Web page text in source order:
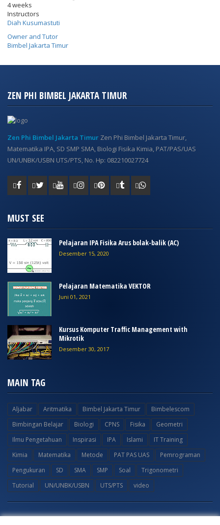
4 weeks
Instructors
Diah Kusumastuti
Owner and Tutor
Bimbel Jakarta Timur
ZEN PHI BIMBEL JAKARTA TIMUR
Zen Phi Bimbel Jakarta Timur Zen Phi Bimbel Jakarta Timur,
Matematika IPA, SD SMP SMA, Biologi Fisika Kimia, PAT/PAS/UAS
UN/UNBK/USBN UTS/PTS, No. Hp: 082210027724
MUST SEE
Pelajaran IPA Fisika Arus bolak-balik (AC)
Desember 15, 2020
Pelajaran Matematika VEKTOR
Juni 01, 2021
Kursus Komputer Traffic Management with
Mikrotik
Desember 30, 2017
MAIN TAG
Aljabar Aritmatika Bimbel Jakarta Timur
Bimbelescom
Bimbingan Belajar
Biologi CPNS Fisika
Geometri
Ilmu Pengetahuan
Inspirasi IPA Islami
IT Training
Kimia
Matematika Metode PAT PAS UAS
Pemrograman
Pengukuran
SD SMA SMP Soal
Trigonometri
Tutorial
UN/UNBK/USBN UTS/PTS video